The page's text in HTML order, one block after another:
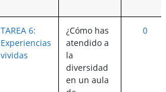
TAREA 6:
Experiencias
vividas
¿Cómo has
atendido a
la
diversidad
en un aula
0